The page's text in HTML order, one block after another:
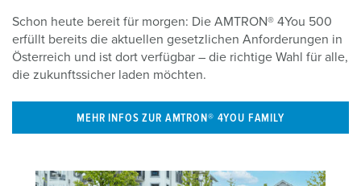
Schon heute bereit für morgen: Die AMTRON® 4You 500
erfüllt bereits die aktuellen gesetzlichen Anforderungen in
Österreich und ist dort verfügbar – die richtige Wahl für alle,
die zukunftssicher laden möchten.
MEHR INFOS ZUR AMTRON® 4YOU FAMILY